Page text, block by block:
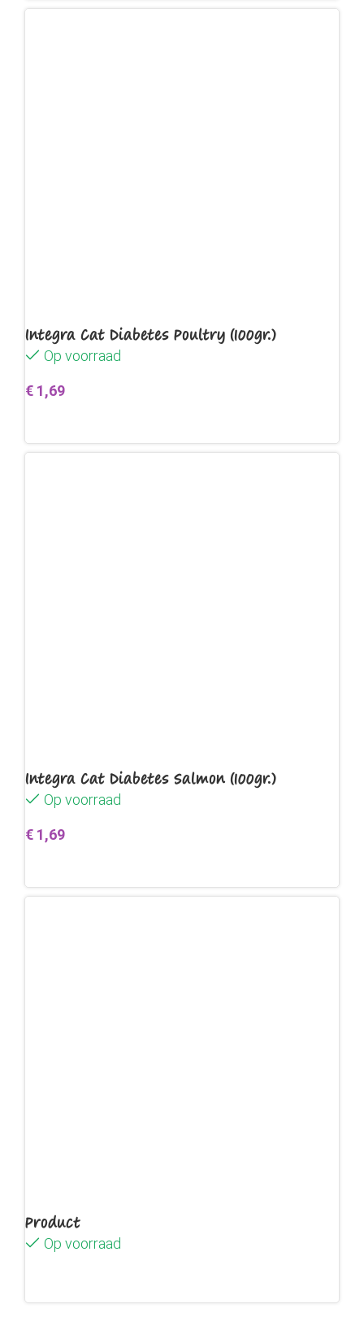
Integra Cat Diabetes Poultry (100gr.)
Op voorraad
€ 1,69
Integra Cat Diabetes Salmon (100gr.)
Op voorraad
€ 1,69
Product
Op voorraad